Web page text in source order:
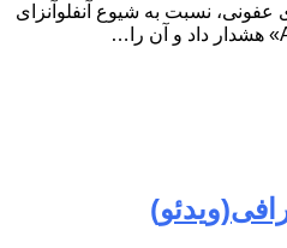
نسبت به شیوع آنفلوآنزای